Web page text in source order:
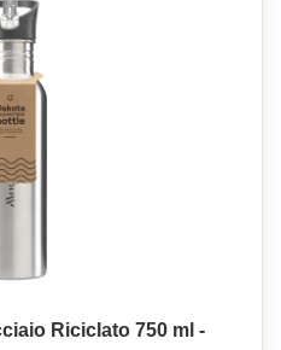
Riciclato 750 ml -